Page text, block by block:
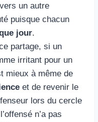
un autre
puisque chacun
jour.
partage, si un
irritant pour un
mieux à même de
et de revenir le
lors du cercle
n’a pas